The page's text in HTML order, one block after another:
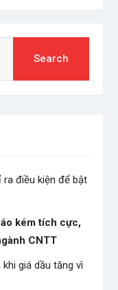
ra điều kiện để bật
kém tích cực,
CNTT
giá dầu tăng vì